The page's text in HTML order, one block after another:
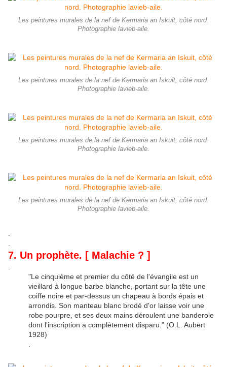
Les peintures murales de la nef de Kermaria an Iskuit, côté nord.
Photographie lavieb-aile.
Les peintures murales de la nef de Kermaria an Iskuit, côté nord.
Photographie lavieb-aile.
Les peintures murales de la nef de Kermaria an Iskuit, côté nord.
Photographie lavieb-aile.
Les peintures murales de la nef de Kermaria an Iskuit, côté nord.
Photographie lavieb-aile.
7. Un prophète. [ Malachie ? ]
"Le cinquième et premier du côté de l'évangile est un
vieillard à longue barbe blanche, portant sur la tête une
coiffe noire et par-dessus un chapeau à bords épais et
arrondis. Son manteau blanc brodé d'or laisse voir une
robe pourpre, et ses deux mains déroulent une banderole
dont l'inscription a complètement disparu." (O.L. Aubert
1928)